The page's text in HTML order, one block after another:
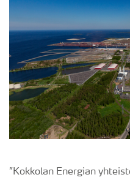
”Kokkolan Energian